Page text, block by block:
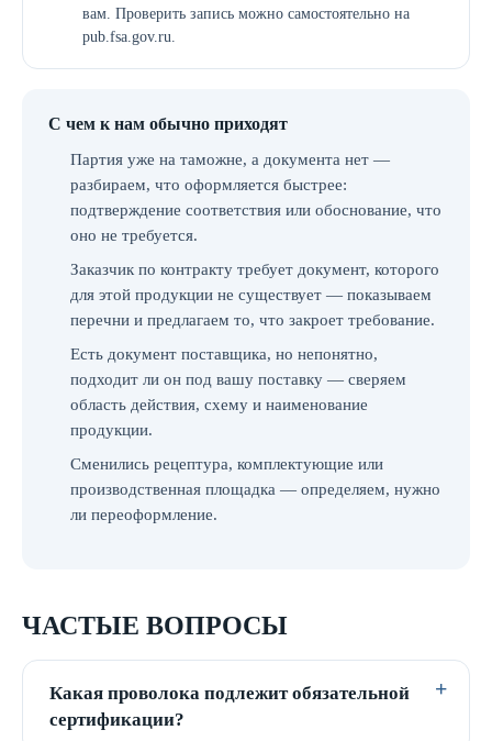
вам. Проверить запись можно самостоятельно на
pub.fsa.gov.ru.
С чем к нам обычно приходят
Партия уже на таможне, а документа нет —
разбираем, что оформляется быстрее:
подтверждение соответствия или обоснование, что
оно не требуется.
Заказчик по контракту требует документ, которого
для этой продукции не существует — показываем
перечни и предлагаем то, что закроет требование.
Есть документ поставщика, но непонятно,
подходит ли он под вашу поставку — сверяем
область действия, схему и наименование
продукции.
Сменились рецептура, комплектующие или
производственная площадка — определяем, нужно
ли переоформление.
ЧАСТЫЕ ВОПРОСЫ
Какая проволока подлежит обязательной
сертификации?